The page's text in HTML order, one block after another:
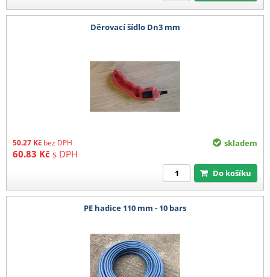
Děrovací šídlo Dn3 mm
50.27 Kč bez DPH
60.83 Kč s DPH
skladem
Do košíku
PE hadice 110 mm - 10 bars